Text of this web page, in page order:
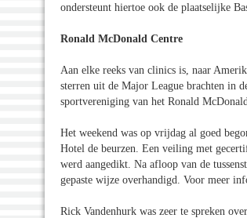
ondersteunt hiertoe ook de plaatselijke
Ronald McDonald Centre
Aan elke reeks van clinics is, naar
sterren uit de Major League brachten in
sportvereniging van het Ronald
Het weekend was op vrijdag al goed
Hotel de beurzen. Een veiling met
werd aangedikt. Na afloop van de
gepaste wijze overhandigd. Voor meer
Rick Vandenhurk was zeer te spreken